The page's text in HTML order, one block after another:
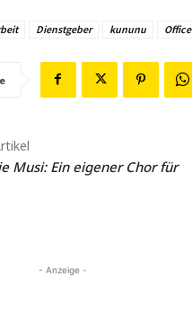
Dienstgeber kununu Office
Musi: Ein eigener Chor für
- Anzeige -